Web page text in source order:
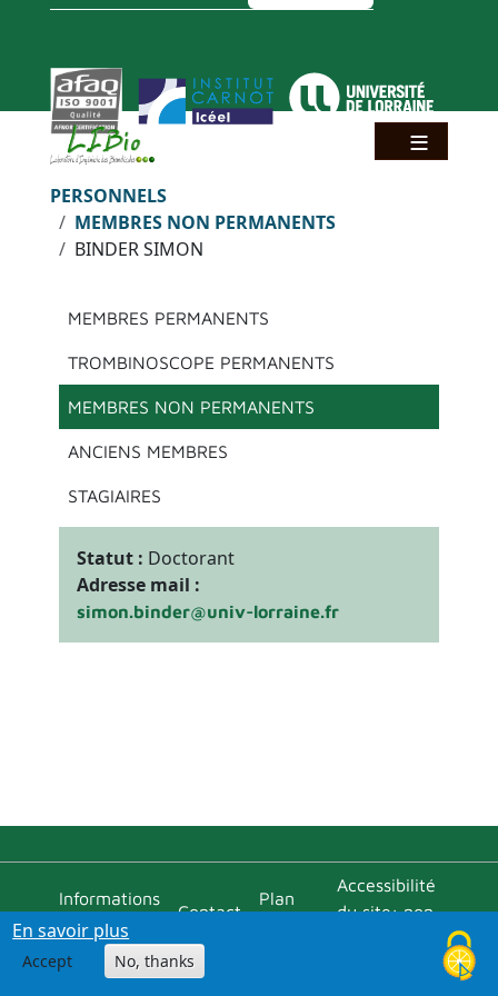
Aller au contenu principal
Fil d'Ariane
PERSONNELS
MEMBRES NON PERMANENTS
BINDER SIMON
Menu principal
MEMBRES PERMANENTS
TROMBINOSCOPE PERMANENTS
MEMBRES NON PERMANENTS
ANCIENS MEMBRES
STAGIAIRES
Statut : Doctorant
Adresse mail :
simon.binder@univ-lorraine.fr
Informations
pratiques
Contact
Plan
Accessibilité
du site: non
En savoir plus
Accept No, thanks
Panneau de gestion des cookies